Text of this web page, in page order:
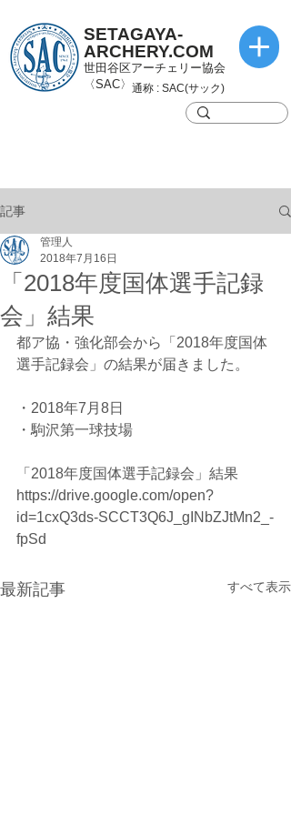
SETAGAYA-
ARCHERY.COM
世田谷区アーチェリー協会
〈SAC〉 通称 : SAC(サック)
記事
「2018年度国体選手記録
会」結果
管理人
2018年7月16日
都ア協・強化部会から「2018年度国体
選手記録会」の結果が届きました。
・2018年7月8日
・駒沢第一球技場
「2018年度国体選手記録会」結果
https://drive.google.com/open?
id=1cxQ3ds-SCCT3Q6J_gINbZJtMn2_-
fpSd
最新記事 すべて表示